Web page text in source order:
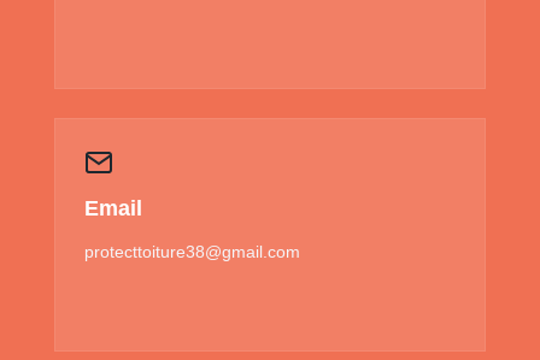
Email
protecttoiture38@gmail.com